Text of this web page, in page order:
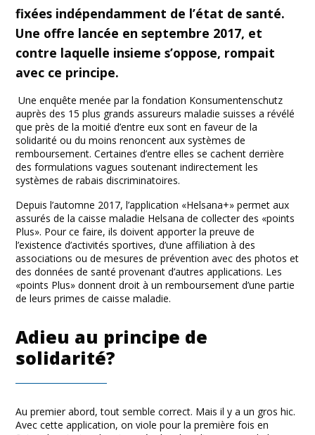
fixées indépendamment de l’état de santé.
Une offre lancée en septembre 2017, et
contre laquelle insieme s’oppose, rompait
avec ce principe.
Une enquête menée par la fondation Konsumentenschutz
auprès des 15 plus grands assureurs maladie suisses a révélé
que près de la moitié d’entre eux sont en faveur de la
solidarité ou du moins renoncent aux systèmes de
remboursement. Certaines d’entre elles se cachent derrière
des formulations vagues soutenant indirectement les
systèmes de rabais discriminatoires.
Depuis l’automne 2017, l’application «Helsana+» permet aux
assurés de la caisse maladie Helsana de collecter des «points
Plus». Pour ce faire, ils doivent apporter la preuve de
l’existence d’activités sportives, d’une affiliation à des
associations ou de mesures de prévention avec des photos et
des données de santé provenant d’autres applications. Les
«points Plus» donnent droit à un remboursement d’une partie
de leurs primes de caisse maladie.
Adieu au principe de
solidarité?
Au premier abord, tout semble correct. Mais il y a un gros hic.
Avec cette application, on viole pour la première fois en